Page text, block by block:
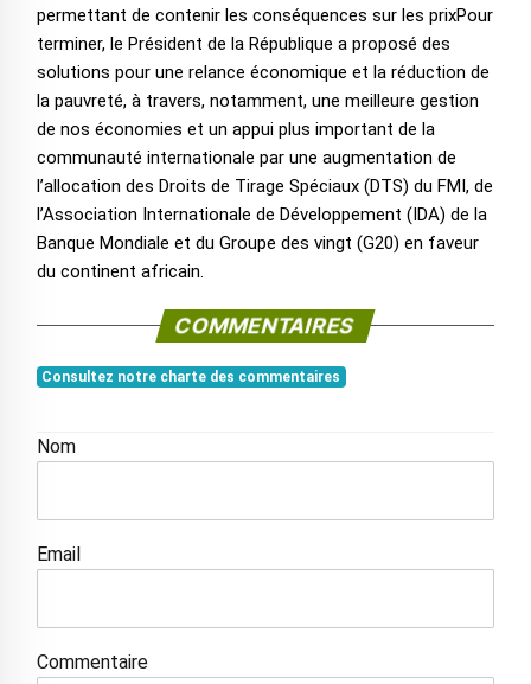
permettant de contenir les conséquences sur les prixPour
terminer, le Président de la République a proposé des
solutions pour une relance économique et la réduction de
la pauvreté, à travers, notamment, une meilleure gestion
de nos économies et un appui plus important de la
communauté internationale par une augmentation de
l’allocation des Droits de Tirage Spéciaux (DTS) du FMI, de
l’Association Internationale de Développement (IDA) de la
Banque Mondiale et du Groupe des vingt (G20) en faveur
du continent africain.
COMMENTAIRES
Consultez notre charte des commentaires
Nom
Email
Commentaire